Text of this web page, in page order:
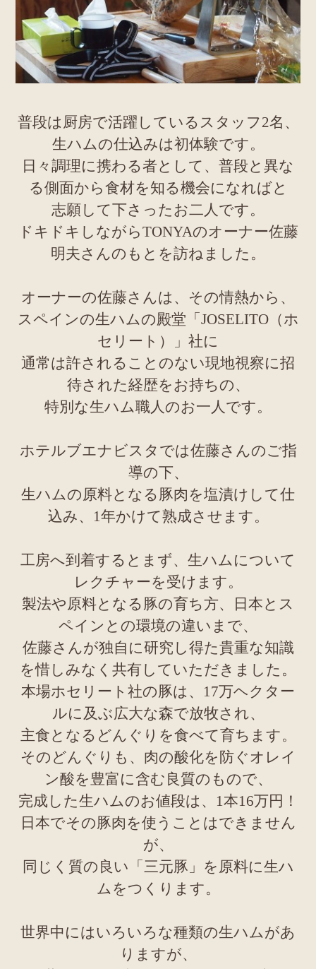
普段は厨房で活躍しているスタッフ2名、
生ハムの仕込みは初体験です。
日々調理に携わる者として、普段と異な
る側面から食材を知る機会になればと
志願して下さったお二人です。
ドキドキしながらTONYAのオーナー佐藤
明夫さんのもとを訪ねました。
オーナーの佐藤さんは、その情熱から、
スペインの生ハムの殿堂「JOSELITO（ホ
セリート）」社に
通常は許されることのない現地視察に招
待された経歴をお持ちの、
特別な生ハム職人のお一人です。
ホテルブエナビスタでは佐藤さんのご指
導の下、
生ハムの原料となる豚肉を塩漬けして仕
込み、1年かけて熟成させます。
工房へ到着するとまず、生ハムについて
レクチャーを受けます。
製法や原料となる豚の育ち方、日本とス
ペインとの環境の違いまで、
佐藤さんが独自に研究し得た貴重な知識
を惜しみなく共有していただきました。
本場ホセリート社の豚は、17万ヘクター
ルに及ぶ広大な森で放牧され、
主食となるどんぐりを食べて育ちます。
そのどんぐりも、肉の酸化を防ぐオレイ
ン酸を豊富に含む良質のもので、
完成した生ハムのお値段は、1本16万円！
日本でその豚肉を使うことはできません
が、
同じく質の良い「三元豚」を原料に生ハ
ムをつくります。
世界中にはいろいろな種類の生ハムがあ
りますが、